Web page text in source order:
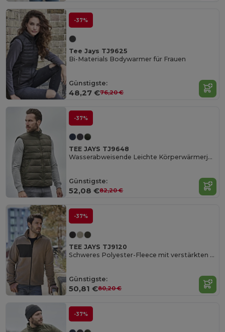
-37%
Tee Jays TJ9625
Bi-Materials Bodywarmer für Frauen
Günstigste:
48,27 €76,20 €
-37%
TEE JAYS TJ9648
Wasserabweisende Leichte Körperwärmerjacke
Günstigste:
52,08 €82,20 €
-37%
TEE JAYS TJ9120
Schweres Polyester-Fleece mit verstärkten Panels
Günstigste:
50,81 €80,20 €
-37%